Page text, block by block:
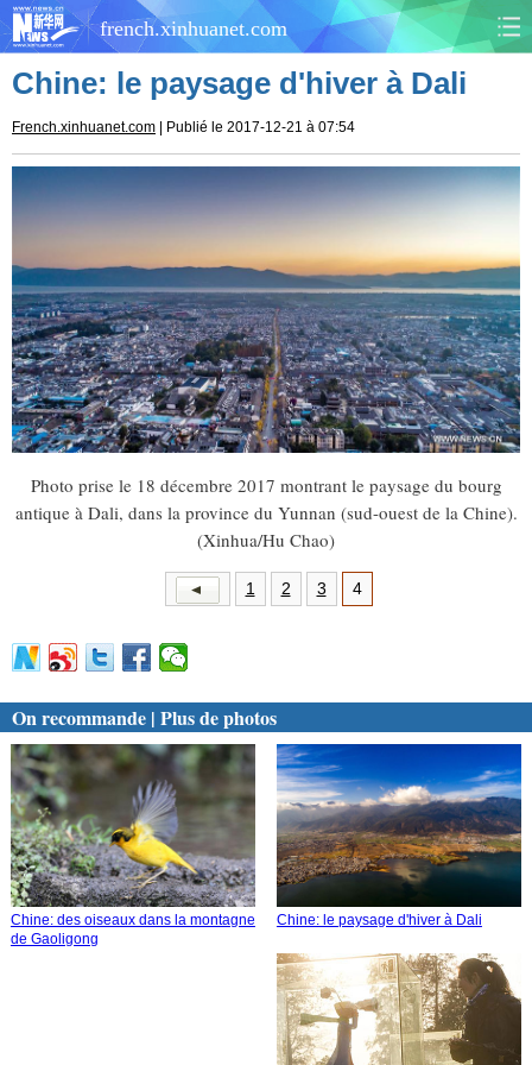
french.xinhuanet.com
CHINE MONDE
CULTURE SOCIÉTÉ
SANTÉ SPORTS
SCI&TECH PLANÈTE
TOURISME DOCUMENTS
DOSSIERS PHOTOS
VIDÉOS
Chine: le paysage d'hiver à Dali
French.xinhuanet.com | Publié le 2017-12-21 à 07:54
Photo prise le 18 décembre 2017 montrant le paysage du bourg
antique à Dali, dans la province du Yunnan (sud-ouest de la Chine).
(Xinhua/Hu Chao)
1 2 3 4
On recommande | Plus de photos
Chine: des oiseaux dans la montagne
de Gaoligong
Chine: le paysage d'hiver à Dali